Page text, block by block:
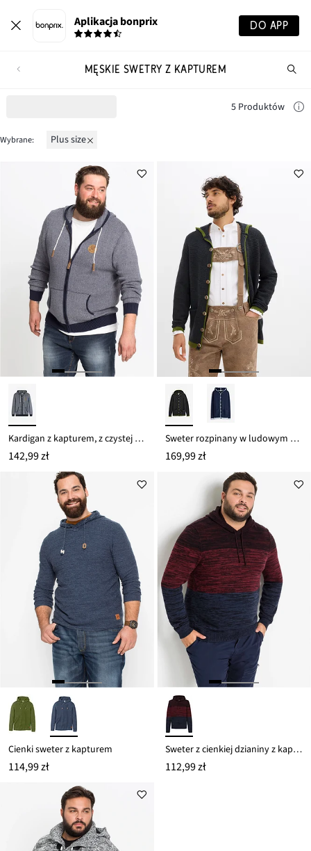
Aplikacja bonprix DO APP
MĘSKIE SWETRY Z KAPTUREM
5 Produktów
Wybrane: Plus size
Kardigan z kapturem, z czystej bawełny
142,99 zł
Sweter rozpinany w ludowym stylu, z miękkiej mieszanki bawełny
169,99 zł
Cienki sweter z kapturem
114,99 zł
Sweter z cienkiej dzianiny z kapturem o kroju regular fit
112,99 zł